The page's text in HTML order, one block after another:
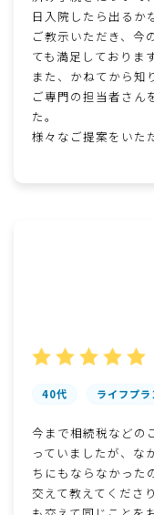
日入院したら出るか
ご教示いただき、今
ても満足しております
また、かねてから知
ご専門の担当者さん
た。
様々なご提案をいた
40代 ライフプラ
今まで相続税などの
っていましたが、な
ちにもならなかった
交えて教えてくださ